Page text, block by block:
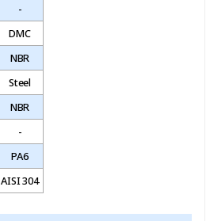
-
DMC
NBR
Steel
NBR
-
PA6
AISI 304